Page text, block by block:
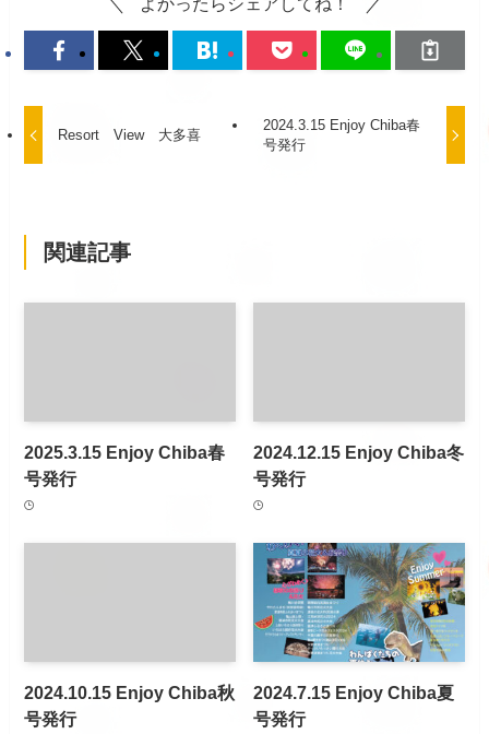
Resort View 大多喜
2024.3.15 Enjoy Chiba春
号発行
関連記事
2025.3.15 Enjoy Chiba春
号発行
2024.12.15 Enjoy Chiba冬
号発行
2024.10.15 Enjoy Chiba秋
号発行
2024.7.15 Enjoy Chiba夏
号発行